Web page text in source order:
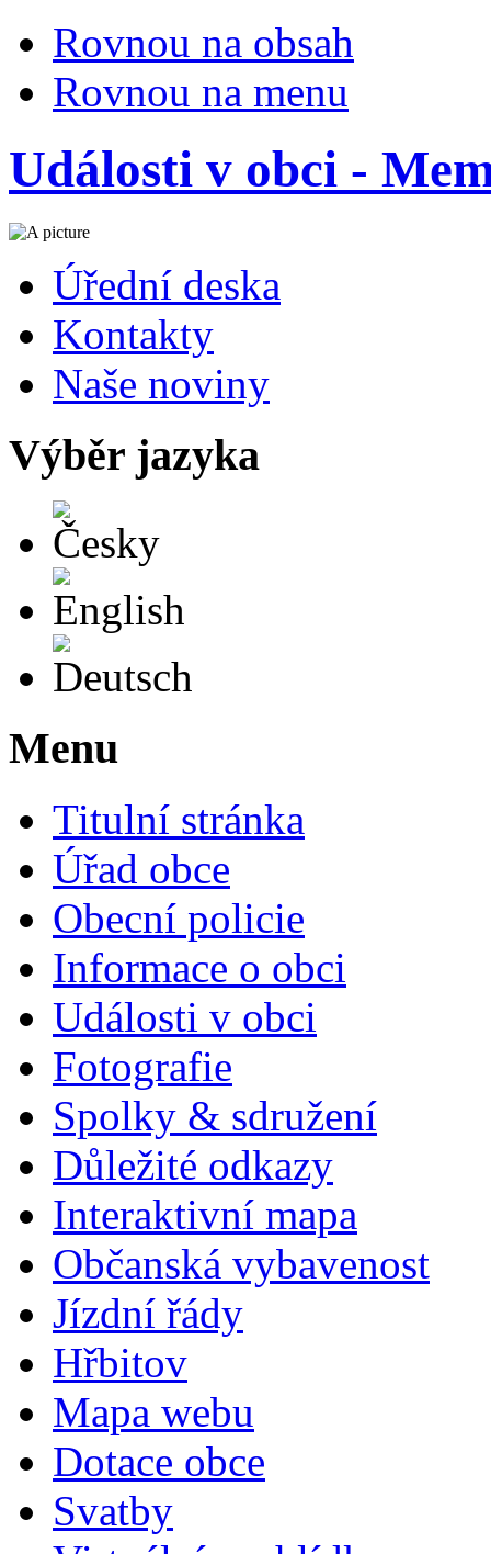
Rovnou na obsah
Rovnou na menu
Události v obci -
Úřední deska
Kontakty
Naše noviny
Výběr jazyka
Menu
Titulní stránka
Úřad obce
Obecní policie
Informace o obci
Události v obci
Fotografie
Spolky & sdružení
Důležité odkazy
Interaktivní mapa
Občanská vybavenost
Jízdní řády
Hřbitov
Mapa webu
Dotace obce
Svatby